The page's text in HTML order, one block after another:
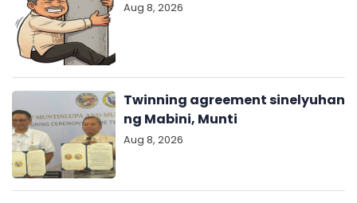
Aug 8, 2026
Twinning agreement sinelyuhan
ng Mabini, Munti
Aug 8, 2026